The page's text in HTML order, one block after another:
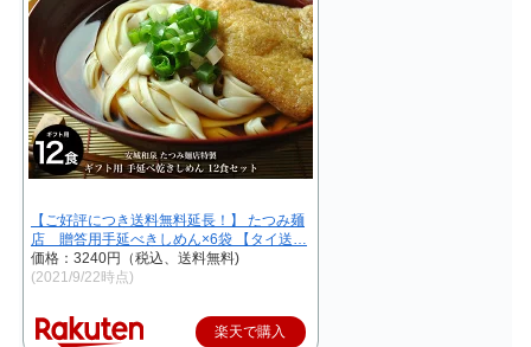
【ご好評につき送料無料延長！】 たつみ麺
店 贈答用手延べきしめん×6袋 【タイ送…
価格：3240円（税込、送料無料)
(2021/9/22時点)
楽天で購入